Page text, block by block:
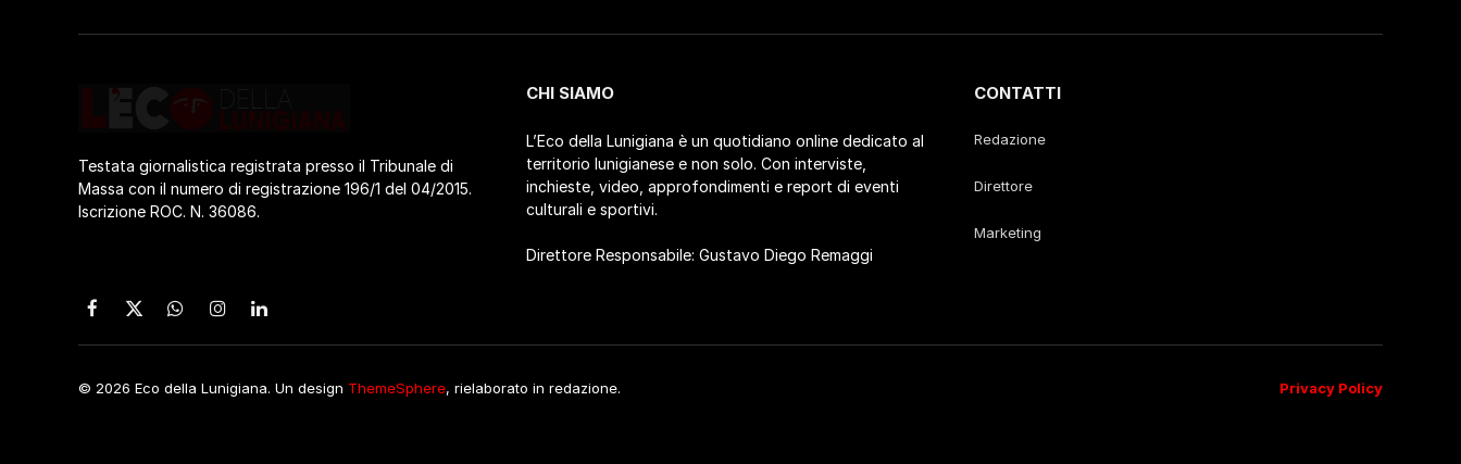
Testata giornalistica registrata presso il Tribunale di
Massa con il numero di registrazione 196/1 del 04/2015.
Iscrizione ROC. N. 36086.
CHI SIAMO
L’Eco della Lunigiana è un quotidiano online dedicato al
territorio lunigianese e non solo. Con interviste,
inchieste, video, approfondimenti e report di eventi
culturali e sportivi.
Direttore Responsabile: Gustavo Diego Remaggi
CONTATTI
Redazione
Direttore
Marketing
Facebook
X
(Twitter)
WhatsApp
Instagram
LinkedIn
© 2026 Eco della Lunigiana. Un design ThemeSphere, rielaborato in redazione. Privacy Policy